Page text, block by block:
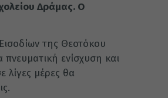
Δράμας. Ο
της Θεοτόκου
ενίσχυση και
λίγες μέρες θα